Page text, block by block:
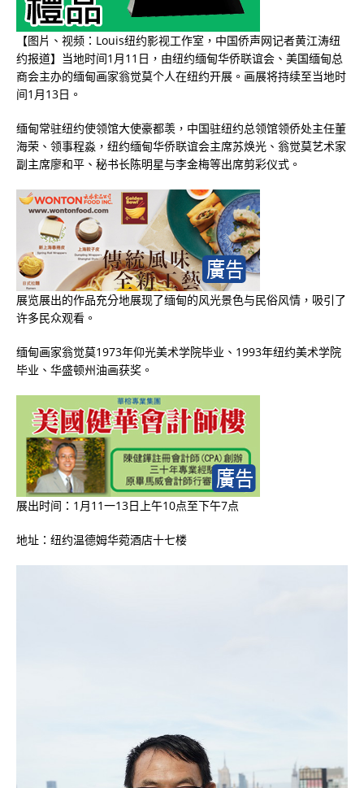
【图片、视频：Louis纽约影视工作室，中国侨声网记者黄江涛纽
约报道】当地时间1 月11 日，由纽约缅甸华侨联谊会、美国缅甸总
商会主办的缅甸画家翁觉莫个人在纽约开展。画展将持续至当地时
间1 月13日。
缅甸常驻纽约使领馆大使豪都羡，中国驻纽约总领馆领侨处主任董
海荣、领事程淼，纽约缅甸华侨联谊会主席苏焕光、翁觉莫艺术家
副主席廖和平、秘书长陈明星与李金梅等出席剪彩仪式。
展览展出的作品充分地展现了缅甸的风光景色与民俗风情，吸引了
许多民众观看。
缅甸画家翁觉莫1973年仰光美术学院毕业、 1993年纽约美术学院
毕业、华盛顿州油画获奖。
展出时间： 1 月11一13日上午10点至下午7点
地址：纽约温德姆华菀酒店十七楼